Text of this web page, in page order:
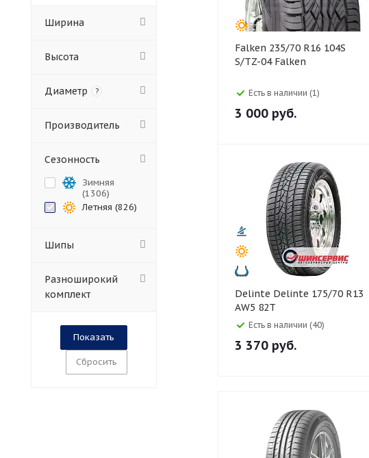
Falken 235/70 R16 104S
S/TZ-04 Falken
Есть в наличии (1)
3 000 руб.
Delinte Delinte 175/70 R13
AW5 82T
Есть в наличии (40)
3 370 руб.
Ширина
Высота
Диаметр ?
Производитель
Сезонность
Зимняя
(1306)
Летняя (826)
Шипы
Разноширокий
комплект
Сбросить